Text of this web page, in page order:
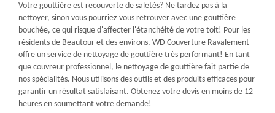
Votre gouttière est recouverte de saletés? Ne tardez pas à la
nettoyer, sinon vous pourriez vous retrouver avec une gouttière
bouchée, ce qui risque d'affecter l'étanchéité de votre toit! Pour les
résidents de Beautour et des environs, WD Couverture Ravalement
offre un service de nettoyage de gouttière très performant! En tant
que couvreur professionnel, le nettoyage de gouttière fait partie de
nos spécialités. Nous utilisons des outils et des produits efficaces pour
garantir un résultat satisfaisant. Obtenez votre devis en moins de 12
heures en soumettant votre demande!